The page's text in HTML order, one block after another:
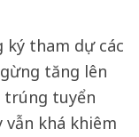
ký tham dự các
tăng lên
trúng tuyển
khá khiêm